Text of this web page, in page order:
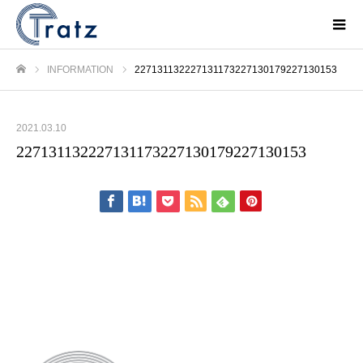
INFORMATION 227131132227131173227130179227130153
2021.03.10
227131132227131173227130179227130153